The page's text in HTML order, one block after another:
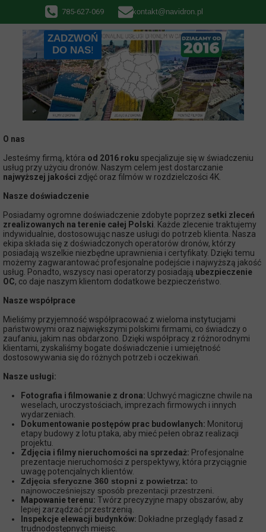
ZADZWOŃ
DO NAS!
785-627-069kontakt@navidron.pl
O nas
Jesteśmy firmą, która od 2016 roku specjalizuje się w świadczeniu
usług przy użyciu dronów. Naszym celem jest dostarczanie
najwyższej jakości zdjęć oraz filmów w rozdzielczości 4K.
Nasze doświadczenie
Posiadamy ogromne doświadczenie zdobyte poprzez setki zleceń
zrealizowanych na terenie całej Polski . Każde zlecenie traktujemy
indywidualnie, dostosowując nasze usługi do potrzeb klienta. Nasza
ekipa składa się z doświadczonych operatorów dronów, którzy
posiadają wszelkie niezbędne uprawnienia i certyfikaty. Dzięki temu
możemy zagwarantować profesjonalne podejście i najwyższą jakość
usług. Ponadto, wszyscy nasi operatorzy posiadają ubezpieczenie
OC, co daje naszym klientom dodatkowe bezpieczeństwo.
Nasze współprace
Mieliśmy przyjemność współpracować z wieloma instytucjami
państwowymi oraz największymi polskimi firmami, co świadczy o
zaufaniu, jakim nas obdarzono. Dzięki współpracy z różnorodnymi
klientami, zyskaliśmy bogate doświadczenie i umiejętność
dostosowywania się do różnych potrzeb i oczekiwań.
Nasze usługi:
Fotografia i filmowanie z drona: Uchwyć magiczne chwile na
weselach, uroczystościach, imprezach firmowych i innych
wydarzeniach.
Dokumentowanie postępów prac budowlanych: Monitoruj
etapy budowy z lotu ptaka, aby mieć pełen obraz realizacji
projektu.
Zdjęcia i filmy nieruchomości na sprzedaż: Profesjonalne
prezentacje nieruchomości z perspektywy, która przyciągnie
uwagę potencjalnych klientów.
Zdjęcia sferyczne 360 stopni z powietrza: to
najnowocześniejszy sposób prezentacji przestrzeni.
Mapowanie terenu: Twórz precyzyjne mapy obszarów, aby
lepiej zarządzać przestrzenią.
Inspekcje elewacji budynków: Dokładne przeglądy fasad z
trudnodostępnych miejsc.